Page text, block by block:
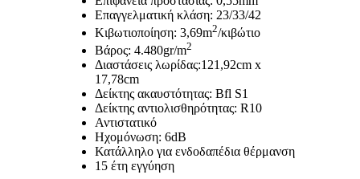
Επαγγελματική κλάση: 23/33/42
Κιβωτιοποίηση: 3,69m2/κιβώτιο
Βάρος: 4.480gr/m2
Διαστάσεις λωρίδας:121,92cm x
17,78cm
Δείκτης ακαυστότητας: Bfl S1
Δείκτης αντιολισθηρότητας: R10
Αντιστατικό
Ηχομόνωση: 6dB
Κατάλληλο για ενδοδαπέδια θέρμανση
15 έτη εγγύηση